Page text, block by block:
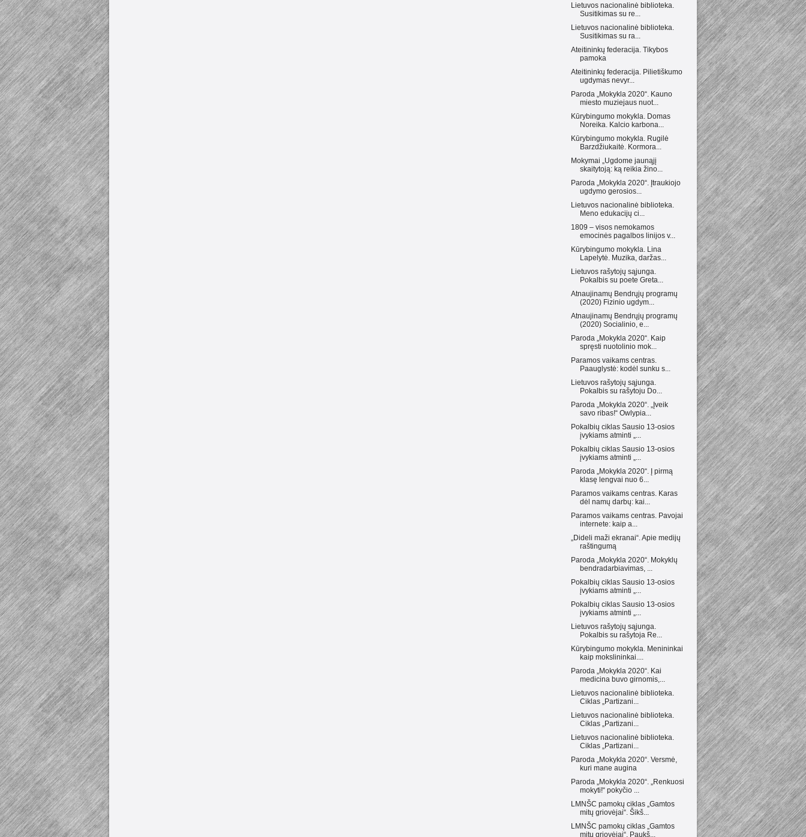
Lietuvos nacionalinė biblioteka.
Susitikimas su re...
Lietuvos nacionalinė biblioteka.
Susitikimas su ra...
Ateitininkų federacija. Tikybos
pamoka
Ateitininkų federacija. Pilietiškumo
ugdymas nevyr...
Paroda „Mokykla 2020“. Kauno
miesto muziejaus nuot...
Kūrybingumo mokykla. Domas
Noreika. Kalcio karbona...
Kūrybingumo mokykla. Rugilė
Barzdžiukaitė. Kormora...
Mokymai „Ugdome jaunąjį
skaitytoją: ką reikia žino...
Paroda „Mokykla 2020“. Įtraukiojo
ugdymo gerosios...
Lietuvos nacionalinė biblioteka.
Meno edukacijų ci...
1809 – visos nemokamos
emocinės pagalbos linijos v...
Kūrybingumo mokykla. Lina
Lapelytė. Muzika, daržas...
Lietuvos rašytojų sąjunga.
Pokalbis su poete Greta...
Atnaujinamų Bendrųjų programų
(2020) Fizinio ugdym...
Atnaujinamų Bendrųjų programų
(2020) Socialinio, e...
Paroda „Mokykla 2020“. Kaip
spręsti nuotolinio mok...
Paramos vaikams centras.
Paauglystė: kodėl sunku s...
Lietuvos rašytojų sąjunga.
Pokalbis su rašytoju Do...
Paroda „Mokykla 2020“. „Įveik
savo ribas!“ Owlypia...
Pokalbių ciklas Sausio 13-osios
įvykiams atminti „...
Pokalbių ciklas Sausio 13-osios
įvykiams atminti „...
Paroda „Mokykla 2020“. Į pirmą
klasę lengvai nuo 6...
Paramos vaikams centras. Karas
dėl namų darbų: kai...
Paramos vaikams centras. Pavojai
internete: kaip a...
„Dideli maži ekranai“. Apie medijų
raštingumą
Paroda „Mokykla 2020“. Mokyklų
bendradarbiavimas, ...
Pokalbių ciklas Sausio 13-osios
įvykiams atminti „...
Pokalbių ciklas Sausio 13-osios
įvykiams atminti „...
Lietuvos rašytojų sąjunga.
Pokalbis su rašytoja Re...
Kūrybingumo mokykla. Menininkai
kaip mokslininkai....
Paroda „Mokykla 2020“. Kai
medicina buvo girnomis,...
Lietuvos nacionalinė biblioteka.
Ciklas „Partizani...
Lietuvos nacionalinė biblioteka.
Ciklas „Partizani...
Lietuvos nacionalinė biblioteka.
Ciklas „Partizani...
Paroda „Mokykla 2020“. Versmė,
kuri mane augina
Paroda „Mokykla 2020“. „Renkuosi
mokyti!“ pokyčio ...
LMNŠC pamokų ciklas „Gamtos
mitų griovėjai“. Šikš...
LMNŠC pamokų ciklas „Gamtos
mitų griovėjai“. Paukš...